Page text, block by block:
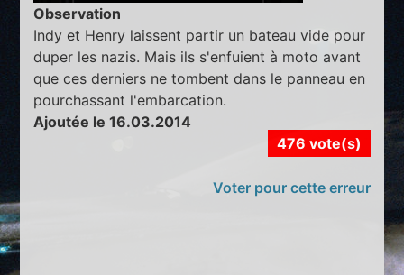
Observation
Indy et Henry laissent partir un bateau vide pour
duper les nazis. Mais ils s'enfuient à moto avant
que ces derniers ne tombent dans le panneau en
pourchassant l'embarcation.
Ajoutée le 16.03.2014
476 vote(s)
Voter pour cette erreur